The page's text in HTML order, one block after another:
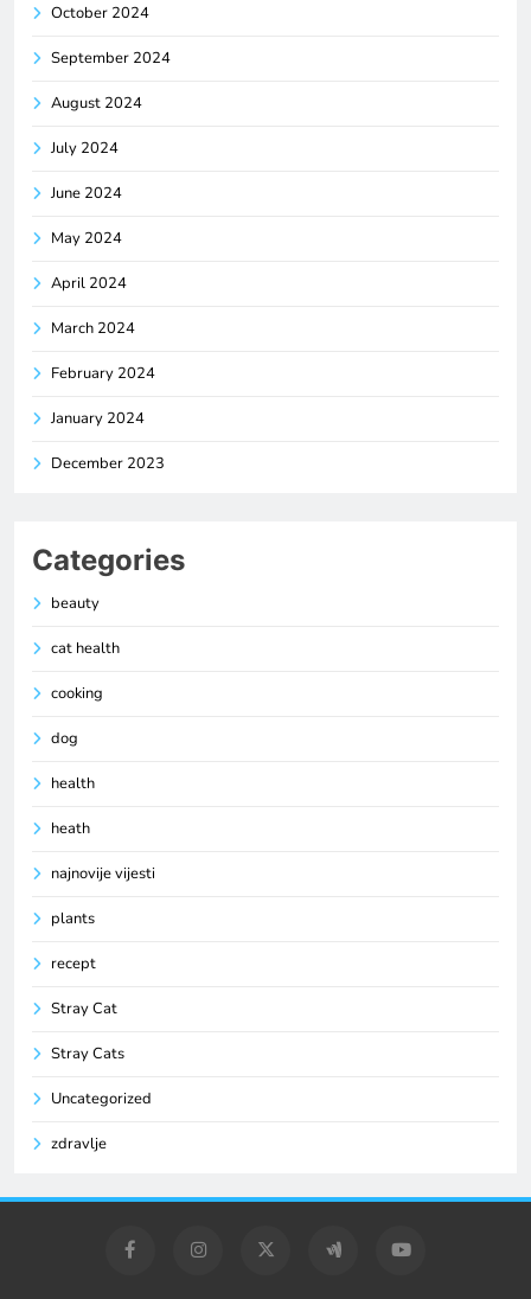
October 2024
September 2024
August 2024
July 2024
June 2024
May 2024
April 2024
March 2024
February 2024
January 2024
December 2023
Categories
beauty
cat health
cooking
dog
health
heath
najnovije vijesti
plants
recept
Stray Cat
Stray Cats
Uncategorized
zdravlje